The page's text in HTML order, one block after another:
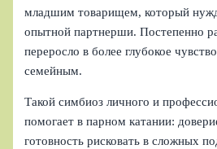
младшим товарищем, который
опытной партнерши. Постепенно
переросло в более глубокое
семейным.
Такой симбиоз личного и
помогает в парном катании:
готовность рисковать в сложных